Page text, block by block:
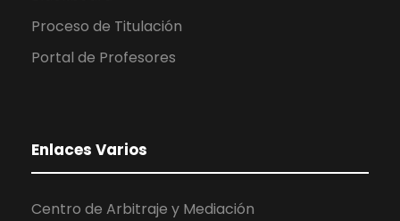
Proceso de Titulación
Portal de Profesores
Enlaces Varios
Centro de Arbitraje y Mediación